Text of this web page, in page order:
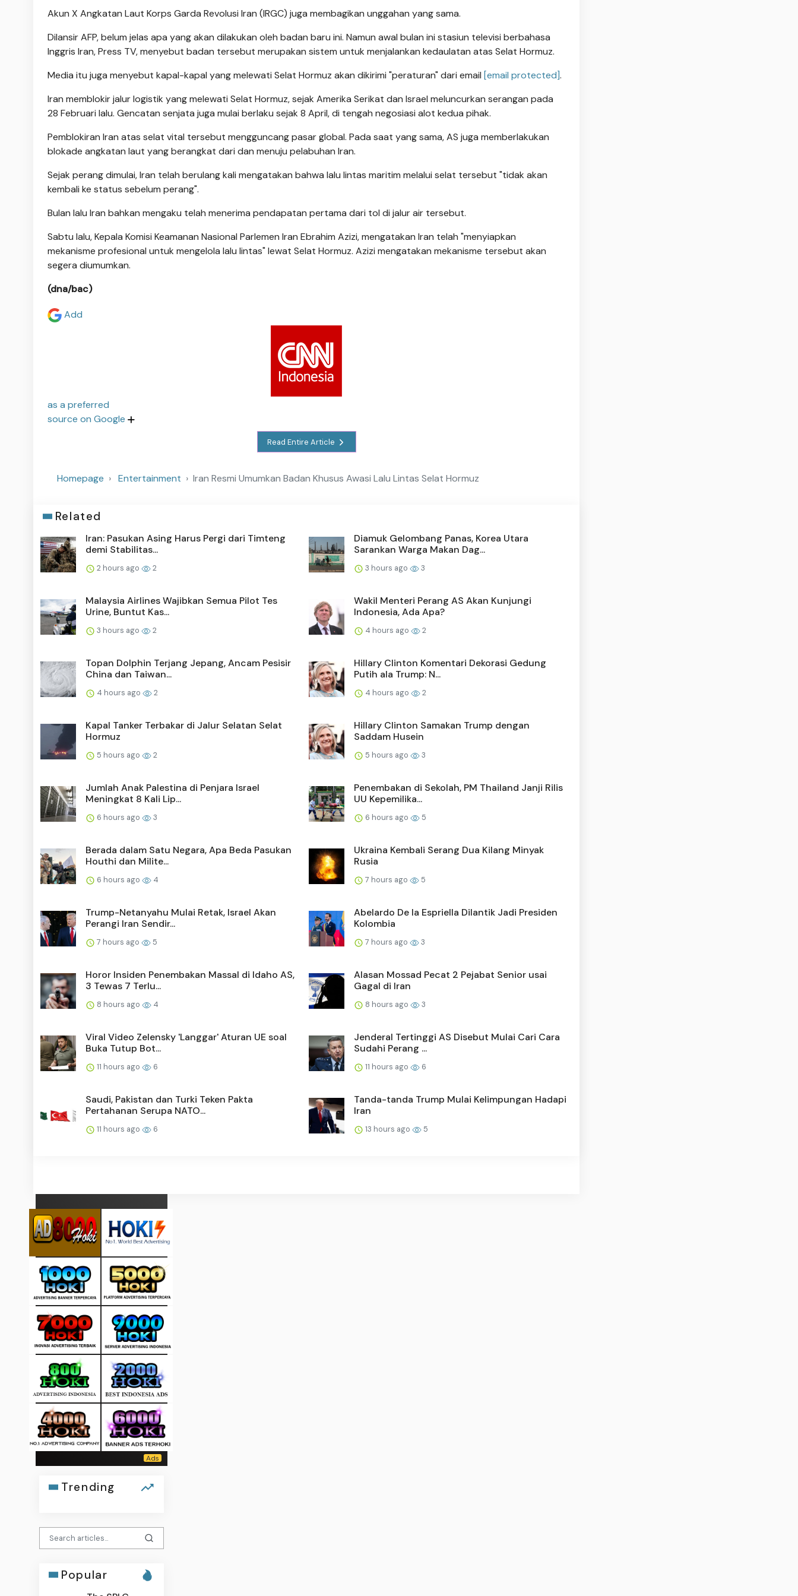
Akun X Angkatan Laut Korps Garda Revolusi Iran (IRGC) juga membagikan unggahan yang sama.
Dilansir AFP, belum jelas apa yang akan dilakukan oleh badan baru ini. Namun awal bulan ini stasiun televisi berbahasa
Inggris Iran, Press TV, menyebut badan tersebut merupakan sistem untuk menjalankan kedaulatan atas Selat Hormuz.
Media itu juga menyebut kapal-kapal yang melewati Selat Hormuz akan dikirimi "peraturan" dari email [email protected].
Iran memblokir jalur logistik yang melewati Selat Hormuz, sejak Amerika Serikat dan Israel meluncurkan serangan pada
28 Februari lalu. Gencatan senjata juga mulai berlaku sejak 8 April, di tengah negosiasi alot kedua pihak.
Pemblokiran Iran atas selat vital tersebut mengguncang pasar global. Pada saat yang sama, AS juga memberlakukan
blokade angkatan laut yang berangkat dari dan menuju pelabuhan Iran.
Sejak perang dimulai, Iran telah berulang kali mengatakan bahwa lalu lintas maritim melalui selat tersebut "tidak akan
kembali ke status sebelum perang".
Bulan lalu Iran bahkan mengaku telah menerima pendapatan pertama dari tol di jalur air tersebut.
Sabtu lalu, Kepala Komisi Keamanan Nasional Parlemen Iran Ebrahim Azizi, mengatakan Iran telah "menyiapkan
mekanisme profesional untuk mengelola lalu lintas" lewat Selat Hormuz. Azizi mengatakan mekanisme tersebut akan
segera diumumkan.
(dna/bac)
Add
as a preferred
source on Google
Read Entire Article
Homepage Entertainment Iran Resmi Umumkan Badan Khusus Awasi Lalu Lintas Selat Hormuz
Related
Iran: Pasukan Asing Harus Pergi dari Timteng
demi Stabilitas...
2 hours ago 2
Diamuk Gelombang Panas, Korea Utara
Sarankan Warga Makan Dag...
3 hours ago 3
Malaysia Airlines Wajibkan Semua Pilot Tes
Urine, Buntut Kas...
3 hours ago 2
Wakil Menteri Perang AS Akan Kunjungi
Indonesia, Ada Apa?
4 hours ago 2
Topan Dolphin Terjang Jepang, Ancam Pesisir
China dan Taiwan...
4 hours ago 2
Hillary Clinton Komentari Dekorasi Gedung
Putih ala Trump: N...
4 hours ago 2
Kapal Tanker Terbakar di Jalur Selatan Selat
Hormuz
5 hours ago 2
Hillary Clinton Samakan Trump dengan
Saddam Husein
5 hours ago 3
Jumlah Anak Palestina di Penjara Israel
Meningkat 8 Kali Lip...
6 hours ago 3
Penembakan di Sekolah, PM Thailand Janji Rilis
UU Kepemilika...
6 hours ago 5
Berada dalam Satu Negara, Apa Beda Pasukan
Houthi dan Milite...
6 hours ago 4
Ukraina Kembali Serang Dua Kilang Minyak
Rusia
7 hours ago 5
Trump-Netanyahu Mulai Retak, Israel Akan
Perangi Iran Sendir...
7 hours ago 5
Abelardo De la Espriella Dilantik Jadi Presiden
Kolombia
7 hours ago 3
Horor Insiden Penembakan Massal di Idaho AS,
3 Tewas 7 Terlu...
8 hours ago 4
Alasan Mossad Pecat 2 Pejabat Senior usai
Gagal di Iran
8 hours ago 3
Viral Video Zelensky 'Langgar' Aturan UE soal
Buka Tutup Bot...
11 hours ago 6
Jenderal Tertinggi AS Disebut Mulai Cari Cara
Sudahi Perang ...
11 hours ago 6
Saudi, Pakistan dan Turki Teken Pakta
Pertahanan Serupa NATO...
11 hours ago 6
Tanda-tanda Trump Mulai Kelimpungan Hadapi
Iran
13 hours ago 5
Trending
Popular